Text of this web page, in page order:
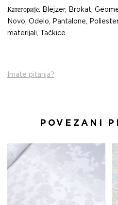
Категорије: Blejzer, Brokat,
Novo, Odelo, Pantalone, Poliester
materijali, Tačkice
Imate pitanja?
POVEZANI